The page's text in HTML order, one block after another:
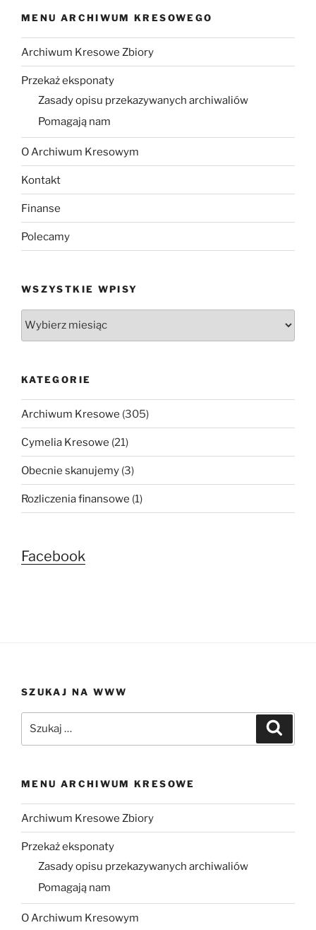
MENU ARCHIWUM KRESOWEGO
Archiwum Kresowe Zbiory
Przekaż eksponaty
Zasady opisu przekazywanych archiwaliów
Pomagają nam
O Archiwum Kresowym
Kontakt
Finanse
Polecamy
WSZYSTKIE WPISY
wpisy
KATEGORIE
Archiwum Kresowe (305)
Cymelia Kresowe (21)
Obecnie skanujemy (3)
Rozliczenia finansowe (1)
Facebook
SZUKAJ NA WWW
MENU ARCHIWUM KRESOWE
Archiwum Kresowe Zbiory
Przekaż eksponaty
Zasady opisu przekazywanych archiwaliów
Pomagają nam
O Archiwum Kresowym